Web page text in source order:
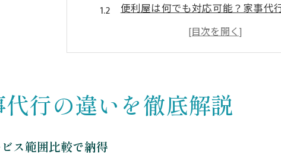
便利屋は何でも対応可能？家事代
女性スタッフの便利屋と家事代行
口コミでわかる便利屋と家事代行
日常の困りごと解決なら便利屋が強い理
便利屋は日常の急な困りごとに柔
行の違いを徹底解説
ス範囲比較で納得